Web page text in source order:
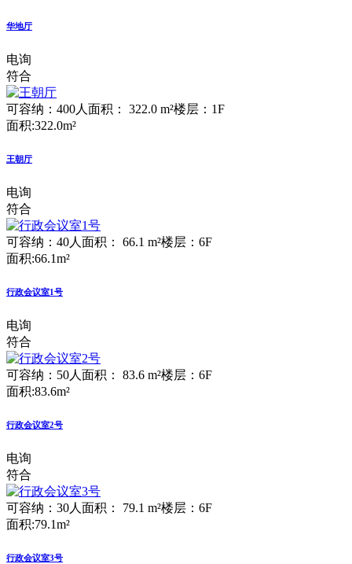
华地厅
电询
符合
可容纳：400人 面积： 322.0 m²楼层：1F
面积:322.0m²
王朝厅
电询
符合
可容纳：40人 面积： 66.1 m²楼层：6F
面积:66.1m²
行政会议室1号
电询
符合
可容纳：50人 面积： 83.6 m²楼层：6F
面积:83.6m²
行政会议室2号
电询
符合
可容纳：30人 面积： 79.1 m²楼层：6F
面积:79.1m²
行政会议室3号